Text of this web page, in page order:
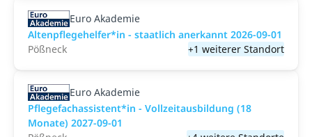
Euro Akademie
Altenpflegehelfer*in - staatlich anerkannt 2026-09-01
Pößneck
+1 weiterer Standort
Euro Akademie
Pflegefachassistent*in - Vollzeitausbildung (18
Monate) 2027-09-01